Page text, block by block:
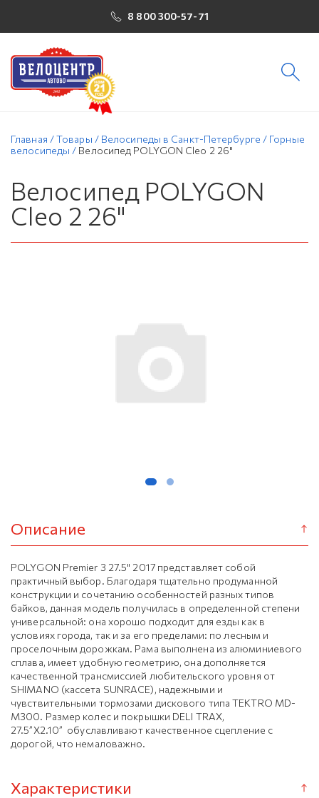
8 800 300-57-71
Главная /Товары / Велосипеды в Санкт-Петербурге / Горные
велосипеды / Велосипед POLYGON Cleo 2 26"
Велосипед POLYGON
Cleo 2 26"
Описание
POLYGON Premier 3 27.5" 2017 представляет собой
практичный выбор. Благодаря тщательно продуманной
конструкции и сочетанию особенностей разных типов
байков, данная модель получилась в определенной степени
универсальной: она хорошо подходит для езды как в
условиях города, так и за его пределами: по лесным и
проселочным дорожкам. Рама выполнена из алюминиевого
сплава, имеет удобную геометрию, она дополняется
качественной трансмиссией любительского уровня от
SHIMANO (кассета SUNRACE), надежными и
чувствительными тормозами дискового типа TEKTRO MD-
M300. Размер колес и покрышки DELI TRAX,
27.5”X2.10” обуславливают качественное сцепление с
дорогой, что немаловажно.
Характеристики